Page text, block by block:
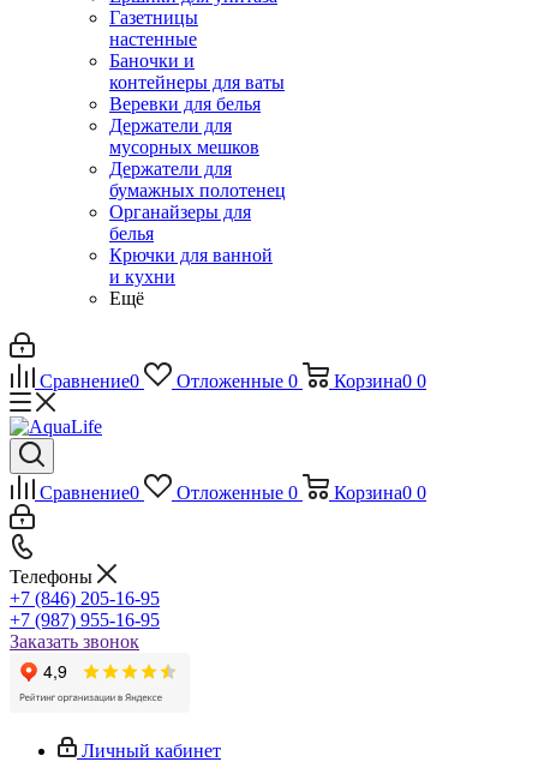
Газетницы
настенные
Баночки и
контейнеры для ваты
Веревки для белья
Держатели для
мусорных мешков
Держатели для
бумажных полотенец
Органайзеры для
белья
Крючки для ванной
и кухни
Ещё
Сравнение0 Отложенные 0 Корзина0 0
Сравнение0 Отложенные 0 Корзина0 0
Телефоны
+7 (846) 205-16-95
+7 (987) 955-16-95
Заказать звонок
Личный кабинет